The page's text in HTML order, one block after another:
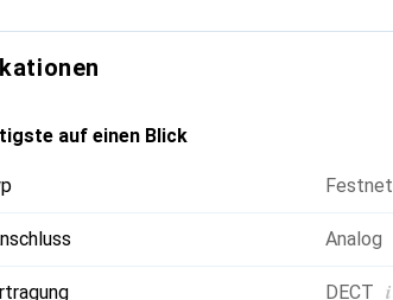
über das Funknetz ermöglichen
Geräte zentral die gleiche Software, ohne
auf einen Blick
Analog
DECT i